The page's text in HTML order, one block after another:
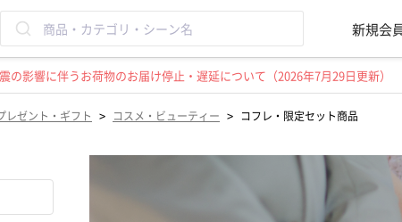
新規会
の影響に伴うお荷物のお届け停止・遅延について（2026年7月29日更新）
レゼント・ギフト > コスメ・ビューティー > コフレ・限定セット商品